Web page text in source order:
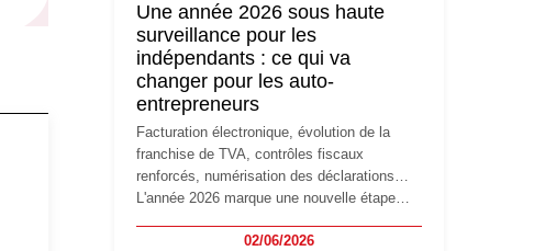
siège social répond souvent à une nouvelle
étape de la vie de l'entreprise et implique
plusieurs formalités obligatoires.
Une année 2026 sous haute
surveillance pour les
indépendants : ce qui va
changer pour les auto-
entrepreneurs
Facturation électronique, évolution de la
franchise de TVA, contrôles fiscaux
renforcés, numérisation des déclarations…
L'année 2026 marque une nouvelle étape
travailleurs indépendants. Si le régime de la
02/06/2026